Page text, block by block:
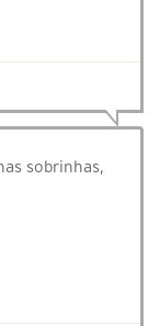
sobrinhas,